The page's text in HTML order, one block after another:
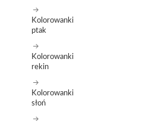
Kolorowanki
ptak
Kolorowanki
rekin
Kolorowanki
słoń